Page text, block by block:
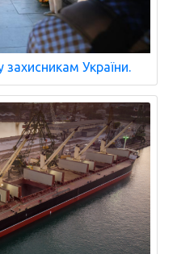
України.